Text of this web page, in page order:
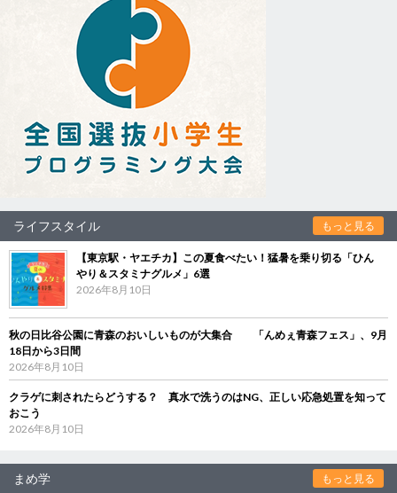
ライフスタイル もっと見る
【東京駅・ヤエチカ】この夏食べたい！猛暑を乗り切る「ひん
やり＆スタミナグルメ」6選
2026年8月10日
秋の日比谷公園に青森のおいしいものが大集合 「んめぇ青森フェス」、9月
18日から3日間
2026年8月10日
クラゲに刺されたらどうする？ 真水で洗うのはNG、正しい応急処置を知って
おこう
2026年8月10日
まめ学 もっと見る